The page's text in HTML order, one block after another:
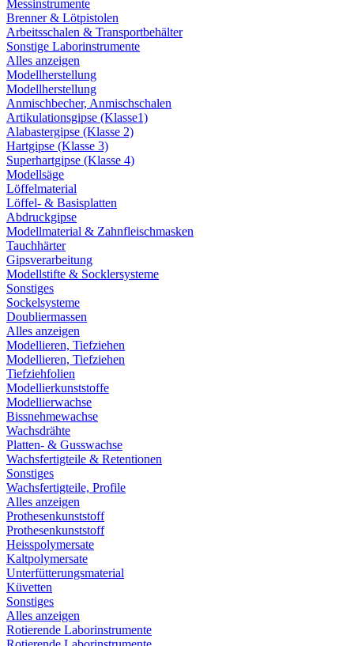
Messinstrumente
Brenner & Lötpistolen
Arbeitsschalen & Transportbehälter
Sonstige Laborinstrumente
Alles anzeigen
Modellherstellung
Modellherstellung
Anmischbecher, Anmischschalen
Artikulationsgipse (Klasse1)
Alabastergipse (Klasse 2)
Hartgipse (Klasse 3)
Superhartgipse (Klasse 4)
Modellsäge
Löffelmaterial
Löffel- & Basisplatten
Abdruckgipse
Modellmaterial & Zahnfleischmasken
Tauchhärter
Gipsverarbeitung
Modellstifte & Socklersysteme
Sonstiges
Sockelsysteme
Doubliermassen
Alles anzeigen
Modellieren, Tiefziehen
Modellieren, Tiefziehen
Tiefziehfolien
Modellierkunststoffe
Modellierwachse
Bissnehmewachse
Wachsdrähte
Platten- & Gusswachse
Wachsfertigteile & Retentionen
Sonstiges
Wachsfertigteile, Profile
Alles anzeigen
Prothesenkunststoff
Prothesenkunststoff
Heisspolymersate
Kaltpolymersate
Unterfütterungsmaterial
Küvetten
Sonstiges
Alles anzeigen
Rotierende Laborinstrumente